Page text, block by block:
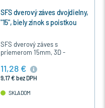
SFS dverový záves dvojdielny,
"15", biely zinok s poistkou
SFS dverový záves s
priemerom 15mm, 3D -
s poistnými skrutkami je
určený pre vchodové dvere
11,28 €
9,17 € bez DPH
SKLADOM